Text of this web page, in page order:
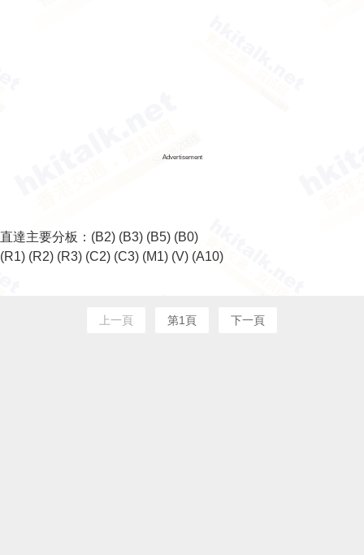
Advertisement
直達主要分板： (B2) (B3) (B5) (B0)
(R1) (R2) (R3) (C2) (C3) (M1) (V) (A10)
上一頁 第1頁 下一頁